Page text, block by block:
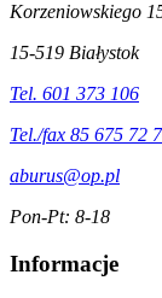
Korzeniowskiego
15-519 Białystok
Tel. 601 373 106
Tel./fax 85 675 72
aburus@op.pl
Pon-Pt: 8-18
Informacje